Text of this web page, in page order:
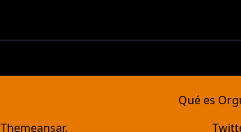
Themeansar.
Qué es